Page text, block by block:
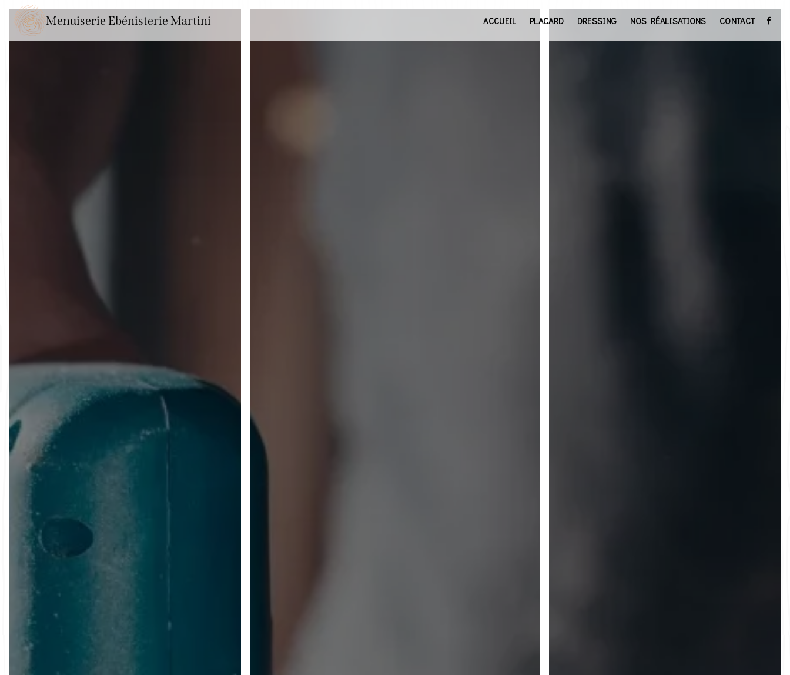
Menuiserie Ebénisterie Martini ACCUEIL PLACARD DRESSING NOS RÉALISATIONS CONTACT
Panneau de gestion des cookies